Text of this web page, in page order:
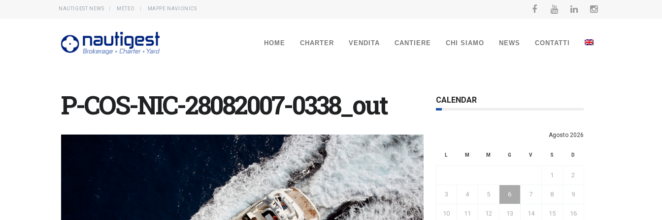
NAUTIGEST NEWS METEO MAPPE NAVIONICS
HOME CHARTER VENDITA CANTIERE CHI SIAMO NEWS CONTATTI
P-COS-NIC-28082007-0338_out CALENDAR
Agosto 2026
L M M G V S D
1 2
3 4 5 6 7 8 9
10 11 12 13 14 15 16